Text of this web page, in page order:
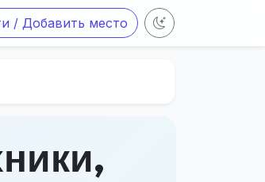
/ Добавить место